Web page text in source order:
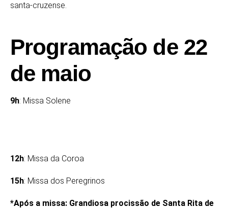
santa-cruzense.
Programação de 22
de maio
9h: Missa Solene
12h: Missa da Coroa
15h: Missa dos Peregrinos
*Após a missa: Grandiosa procissão de Santa Rita de